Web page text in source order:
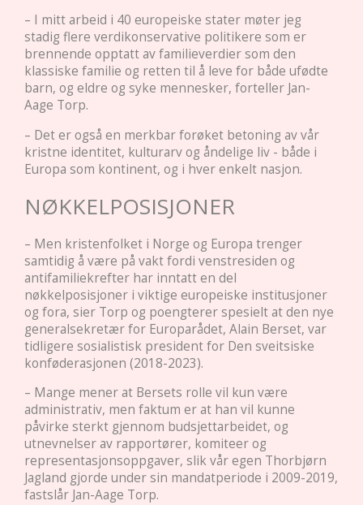
– I mitt arbeid i 40 europeiske stater møter jeg
stadig flere verdikonservative politikere som er
brennende opptatt av familieverdier som den
klassiske familie og retten til å leve for både ufødte
barn, og eldre og syke mennesker, forteller Jan-
Aage Torp.
– Det er også en merkbar forøket betoning av vår
kristne identitet, kulturarv og åndelige liv - både i
Europa som kontinent, og i hver enkelt nasjon.
NØKKELPOSISJONER
– Men kristenfolket i Norge og Europa trenger
samtidig å være på vakt fordi venstresiden og
antifamiliekrefter har inntatt en del
nøkkelposisjoner i viktige europeiske institusjoner
og fora, sier Torp og poengterer spesielt at den nye
generalsekretær for Europarådet, Alain Berset, var
tidligere sosialistisk president for Den sveitsiske
konføderasjonen (2018-2023).
– Mange mener at Bersets rolle vil kun være
administrativ, men faktum er at han vil kunne
påvirke sterkt gjennom budsjettarbeidet, og
utnevnelser av rapportører, komiteer og
representasjonsoppgaver, slik vår egen Thorbjørn
Jagland gjorde under sin mandatperiode i 2009-2019,
fastslår Jan-Aage Torp.